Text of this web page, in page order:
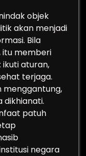
objek
akan menjadi
Bila
memberi
ikuti aturan,
terjaga.
menggantung,
dikhianati.
patuh
negara